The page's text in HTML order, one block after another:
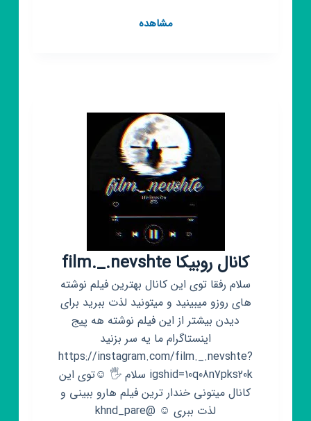
مشاهدهکانال
شال
و
روسری
امین‌اسکارف
کانال روبیکا film._.nevshte
سلام رفقا توی این کانال بهترین فیلم نوشته
های روزو میبینید و میتونید لذت ببرید برای
دیدن بیشتر از این فیلم نوشته هه پیج
اینستاگرام ما یه سر بزنید
https://instagram.com/film._.nevshte?
igshid=10q08n7pks20k سلام 🖐 ☺توی این
کانال میتونی خندار ترین فیلم هارو ببینی و
لذت ببری ☺ @khnd_pare